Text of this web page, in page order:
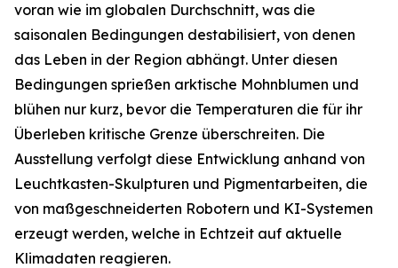
voran wie im globalen Durchschnitt, was die
saisonalen Bedingungen destabilisiert, von denen
das Leben in der Region abhängt. Unter diesen
Bedingungen sprießen arktische Mohnblumen und
blühen nur kurz, bevor die Temperaturen die für ihr
Überleben kritische Grenze überschreiten. Die
Ausstellung verfolgt diese Entwicklung anhand von
Leuchtkasten-Skulpturen und Pigmentarbeiten, die
von maßgeschneiderten Robotern und KI-Systemen
erzeugt werden, welche in Echtzeit auf aktuelle
Klimadaten reagieren.